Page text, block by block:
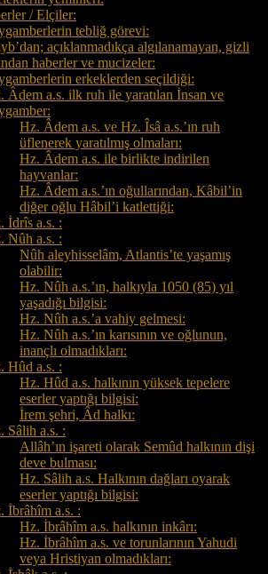
/ Elçiler:
tebliğ görevi:
açıklanmadıkça algılanamayan, gizli
haberler ve mucizeler:
erkeklerden seçildiği:
Âdem a.s. ilk ruh ile yaratılan İnsan ve
Hz. Âdem a.s. ve Hz. Îsâ a.s.’ın ruh
üflenerek yaratılmış olmaları:
Hz. Âdem a.s. ile birlikte indirilen
hayvanlar:
Hz. Âdem a.s.’ın oğullarından, Kâbil’in
diğer oğlu Hâbil’i katlettiği:
İdrîs a.s. :
Nûh a.s. :
Nûh aleyhisselâm, Atlantis’te yaşamış
olabilir:
Hz. Nûh a.s.’ın, halkıyla 1050 (85) yıl
yaşadığı bilgisi:
Hz. Nûh a.s.’a vahiy gelmesi:
Hz. Nûh a.s.’ın karısının ve oğlunun,
inançlı olmadıkları:
Hûd a.s. :
Hz. Hûd a.s. halkının yüksek tepelere
eserler yaptığı bilgisi:
İrem şehri, Âd halkı:
Sâlih a.s. :
Allâh’ın işareti olarak Semûd halkının dişi
deve bulması:
Hz. Sâlih a.s. Halkının dağları oyarak
eserler yaptığı bilgisi:
İbrâhîm a.s. :
Hz. İbrâhîm a.s. halkının inkârı:
Hz. İbrâhîm a.s. ve torunlarının Yahudi
veya Hristiyan olmadıkları: